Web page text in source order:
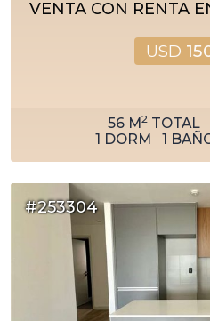
VENTA CON RENTA
USD
56 M2 TOTAL
1 DORM 1
#253304